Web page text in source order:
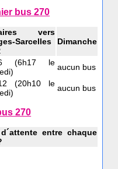
bus 270
vers
Sarcelles
Dimanche
(6h17 le aucun bus
(20h10 le aucun bus
270
entre chaque